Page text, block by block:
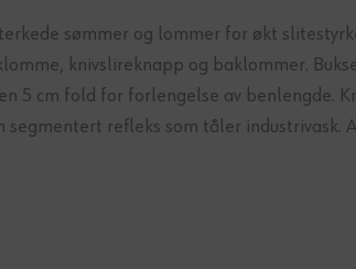
sømmer og lommer for økt
knivslireknapp og baklommer.
5 cm fold for forlengelse av benlengde.
refleks som tåler industrivask.